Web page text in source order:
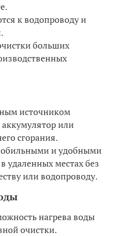
к водопроводу и
больших
источником
или
сгорания.
и удобными
удаленных местах без
или водопроводу.
нагрева воды
очистки.